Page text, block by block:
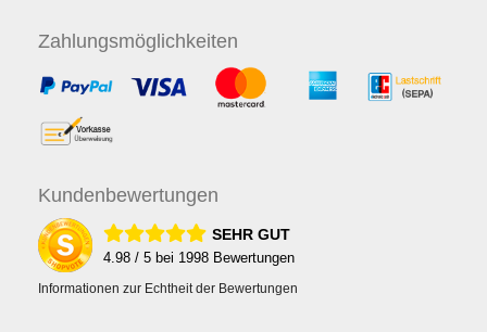
Zahlungsmöglichkeiten
Kundenbewertungen
SEHR GUT
4.98 / 5 bei 1998 Bewertungen
Informationen zur Echtheit der Bewertungen